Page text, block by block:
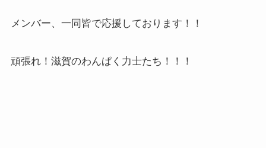
メンバー、一同皆で応援しております！！
頑張れ！滋賀のわんぱく力士たち！！！